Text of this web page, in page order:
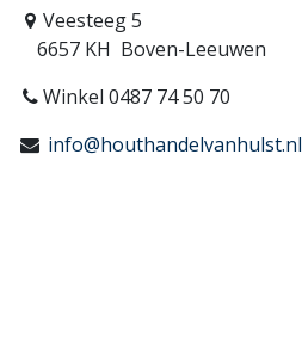
Veesteeg 5
6657 KH Boven-Leeuwen
Winkel 0487 74 50 70
info@houthandelvanhulst.nl